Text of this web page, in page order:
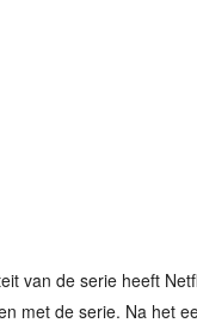
van de serie heeft
met de serie. Na het